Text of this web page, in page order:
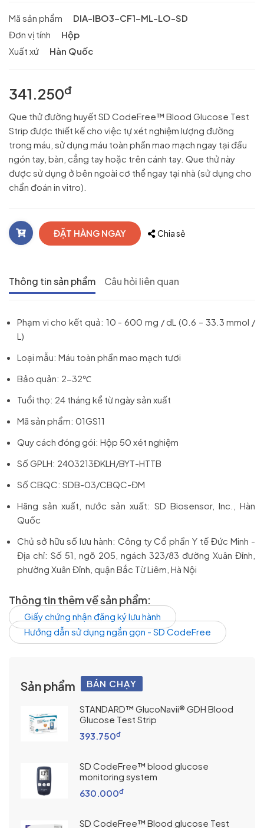
Mã sản phẩm
DIA-IBO3-CF1-ML-LO-SD
Đơn vị tính
Hộp
Xuất xứ
Hàn Quốc
341.250đ
Que thử đường huyết SD CodeFree™ Blood Glucose Test
Strip được thiết kế cho việc tự xét nghiệm lượng đường
trong máu, sử dụng máu toàn phần mao mạch ngay tại đầu
ngón tay, bàn, cẳng tay hoặc trên cánh tay. Que thử này
được sử dụng ở bên ngoài cơ thể ngay tại nhà (sử dụng cho
chẩn đoán in vitro).
ĐẶT HÀNG NGAY Chia sẻ
Thông tin sản phẩm Câu hỏi liên quan
Phạm vi cho kết quả: 10 - 600 mg / dL (0.6 – 33.3 mmol /
L)
Loại mẫu: Máu toàn phần mao mạch tươi
Bảo quản: 2-32℃
Tuổi thọ: 24 tháng kể từ ngày sản xuất
Mã sản phẩm: 01GS11
Quy cách đóng gói: Hộp 50 xét nghiệm
Số GPLH: 2403213ĐKLH/BYT-HTTB
Số CBQC: SDB-03/CBQC-ĐM
Hãng sản xuất, nước sản xuất: SD Biosensor, Inc., Hàn
Quốc
Chủ sở hữu số lưu hành: Công ty Cổ phần Y tế Đức Minh -
Địa chỉ: Số 51, ngõ 205, ngách 323/83 đường Xuân Đỉnh,
phường Xuân Đỉnh, quận Bắc Từ Liêm, Hà Nội
Thông tin thêm về sản phẩm:
Giấy chứng nhận đăng ký lưu hành
Hướng dẫn sử dụng ngắn gọn - SD CodeFree
Sản phẩm BÁN CHẠY
STANDARD™ GlucoNavii® GDH Blood
Glucose Test Strip
393.750đ
SD CodeFree™ blood glucose
monitoring system
630.000đ
SD CodeFree™ Blood glucose Test